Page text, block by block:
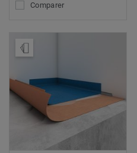
Comparer